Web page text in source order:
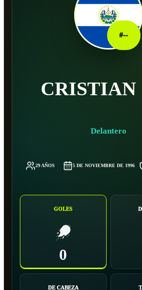
#--
CRISTIAN
Delantero
29 AÑOS 5 DE NOVIEMBRE DE 1996
GOLES
0
DE CABEZA